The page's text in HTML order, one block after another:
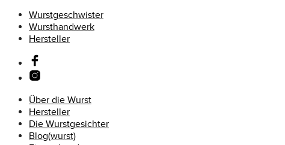
Wurstgeschwister
Wursthandwerk
Hersteller
Über die Wurst
Hersteller
Die Wurstgesichter
Blog(wurst)